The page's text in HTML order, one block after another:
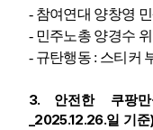
- 참여연대 양창영
- 민주노총 양경수
- 규탄행동 : 스티커
3. 안전한 쿠팡
_2025.12.26.일 기준